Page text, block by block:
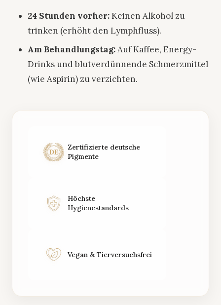
24 Stunden vorher:Keinen Alkohol zu
trinken (erhöht den Lymphfluss).
Am Behandlungstag:Auf Kaffee, Energy-
Drinks und blutverdünnende Schmerzmittel
(wie Aspirin) zu verzichten.
Zertifizierte deutsche
Pigmente
Höchste
Hygienestandards
Vegan & Tierversuchsfrei